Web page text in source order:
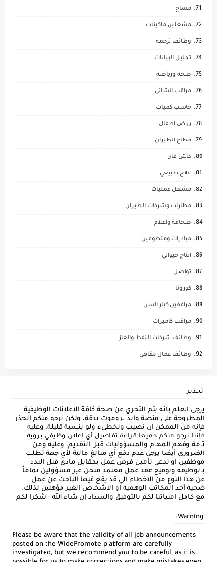
مساح
مشغلين ماكينات
وظائف ترجمه
تحليل البيانات
صحه ورياضه
مراقب انشائي
حاسب كميات
رياض اطفال
قطاع الطيران
كاش فان
علاج طبيعي
مشغل عمليات
مطارات وشركات الطيران
صحافة واعلام
مبادرات ومتطوعين
انتاج حيواني
تواصل
كورونا
مرافقين كبار السن
مراقب كاميرات
وظائف شركات النفط والغاز
وظائف عمال مقاهي
تحذير
يرجى العلم بأنه يتم التحري عن صحة كافة الاعلانات الوظيفية
المطروحة على منصة وايد بروموت بدقة، ولكن نرجو منكم الحذر
فإنه من الممكن ان نصيب ونخطىء ولو بنسبة قليلة، وعليه
فإننا نرجو منكم جميعا قراءة تفاصيل أي إعلان وظيفي بروية
تامة وفهم المهام والمسؤوليات قبل التقديم. وعليه ومن
الضروري أيضا يرجى عدم دفع أي مبالغ مالية لأي جهة تطلب
موظفين او تدعي تأمين فرص عمل بمقابل مادي قبل البدء
بالوظيفة وتوقيع عقد عمل معتمد فنحن غير مسؤولين تماماً
عن هذا النوع من الاخطاء الي قد يقع فيها الباحث عن عمل
ضحية أحد المكاتب الوهمية او الاشخاص الغير مؤهلين لذلك.
مع كامل امنياتنا لكم بالتوفيق والسداد إن شاء الله - شكرا لكم
Warning:
Please be aware that the validity of all job announcements
posted on the WidePromote platform are carefully
investigated, but we recommend you to be careful, as it is